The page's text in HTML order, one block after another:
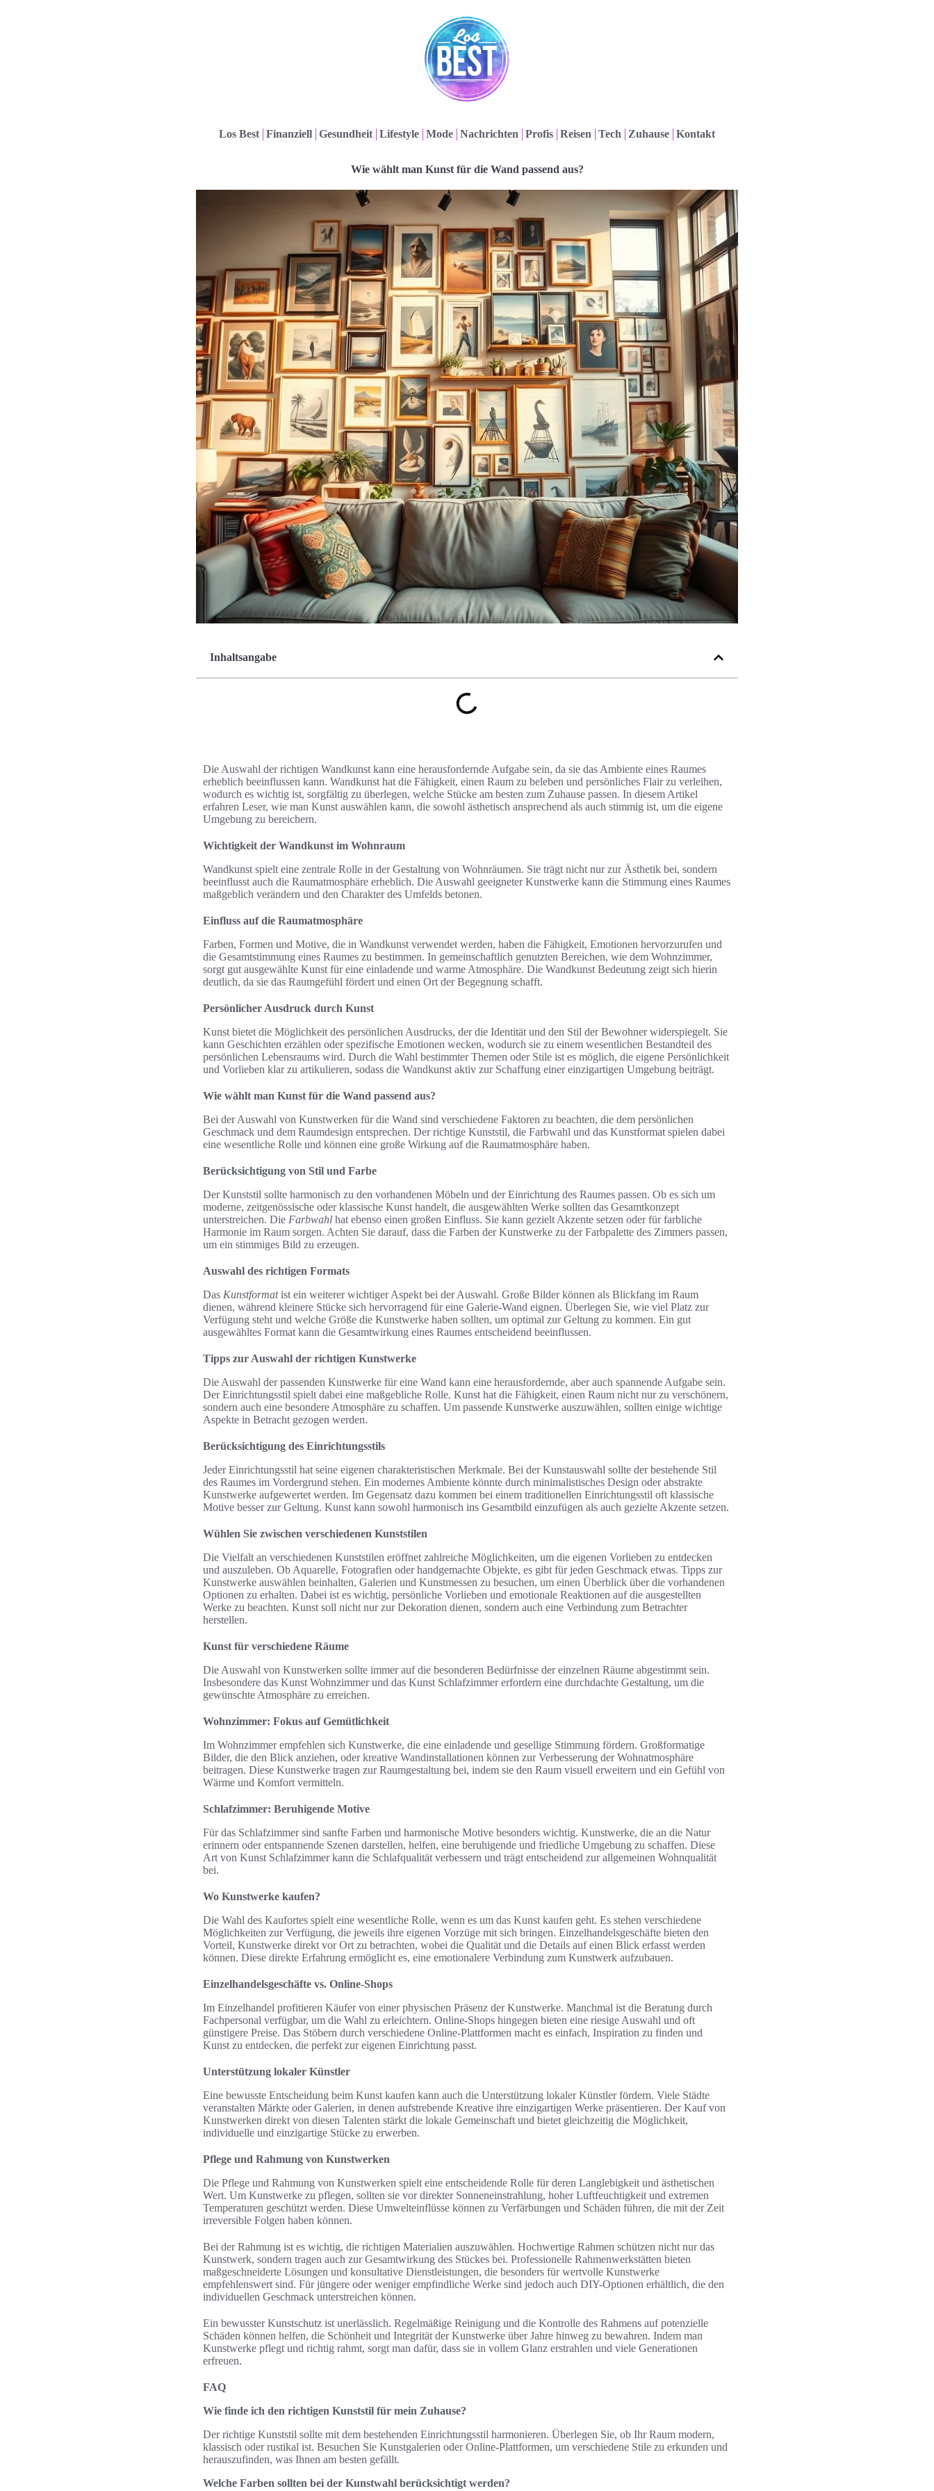
Los Best Finanziell Gesundheit Lifestyle Mode Nachrichten Profis Reisen Tech Zuhause Kontakt
Wie wählt man Kunst für die Wand passend aus?
Inhaltsangabe
Die Auswahl der richtigen Wandkunst kann eine herausfordernde Aufgabe sein, da sie das Ambiente eines Raumes
erheblich beeinflussen kann. Wandkunst hat die Fähigkeit, einen Raum zu beleben und persönliches Flair zu verleihen,
wodurch es wichtig ist, sorgfältig zu überlegen, welche Stücke am besten zum Zuhause passen. In diesem Artikel
erfahren Leser, wie man Kunst auswählen kann, die sowohl ästhetisch ansprechend als auch stimmig ist, um die eigene
Umgebung zu bereichern.
Wichtigkeit der Wandkunst im Wohnraum
Wandkunst spielt eine zentrale Rolle in der Gestaltung von Wohnräumen. Sie trägt nicht nur zur Ästhetik bei, sondern
beeinflusst auch die Raumatmosphäre erheblich. Die Auswahl geeigneter Kunstwerke kann die Stimmung eines Raumes
maßgeblich verändern und den Charakter des Umfelds betonen.
Einfluss auf die Raumatmosphäre
Farben, Formen und Motive, die in Wandkunst verwendet werden, haben die Fähigkeit, Emotionen hervorzurufen und
die Gesamtstimmung eines Raumes zu bestimmen. In gemeinschaftlich genutzten Bereichen, wie dem Wohnzimmer,
sorgt gut ausgewählte Kunst für eine einladende und warme Atmosphäre. Die Wandkunst Bedeutung zeigt sich hierin
deutlich, da sie das Raumgefühl fördert und einen Ort der Begegnung schafft.
Persönlicher Ausdruck durch Kunst
Kunst bietet die Möglichkeit des persönlichen Ausdrucks, der die Identität und den Stil der Bewohner widerspiegelt. Sie
kann Geschichten erzählen oder spezifische Emotionen wecken, wodurch sie zu einem wesentlichen Bestandteil des
persönlichen Lebensraums wird. Durch die Wahl bestimmter Themen oder Stile ist es möglich, die eigene Persönlichkeit
und Vorlieben klar zu artikulieren, sodass die Wandkunst aktiv zur Schaffung einer einzigartigen Umgebung beiträgt.
Wie wählt man Kunst für die Wand passend aus?
Bei der Auswahl von Kunstwerken für die Wand sind verschiedene Faktoren zu beachten, die dem persönlichen
Geschmack und dem Raumdesign entsprechen. Der richtige Kunststil, die Farbwahl und das Kunstformat spielen dabei
eine wesentliche Rolle und können eine große Wirkung auf die Raumatmosphäre haben.
Berücksichtigung von Stil und Farbe
Der Kunststil sollte harmonisch zu den vorhandenen Möbeln und der Einrichtung des Raumes passen. Ob es sich um
moderne, zeitgenössische oder klassische Kunst handelt, die ausgewählten Werke sollten das Gesamtkonzept
unterstreichen. Die Farbwahl hat ebenso einen großen Einfluss. Sie kann gezielt Akzente setzen oder für farbliche
Harmonie im Raum sorgen. Achten Sie darauf, dass die Farben der Kunstwerke zu der Farbpalette des Zimmers passen,
um ein stimmiges Bild zu erzeugen.
Auswahl des richtigen Formats
Das Kunstformatist ein weiterer wichtiger Aspekt bei der Auswahl. Große Bilder können als Blickfang im Raum
dienen, während kleinere Stücke sich hervorragend für eine Galerie-Wand eignen. Überlegen Sie, wie viel Platz zur
Verfügung steht und welche Größe die Kunstwerke haben sollten, um optimal zur Geltung zu kommen. Ein gut
ausgewähltes Format kann die Gesamtwirkung eines Raumes entscheidend beeinflussen.
Tipps zur Auswahl der richtigen Kunstwerke
Die Auswahl der passenden Kunstwerke für eine Wand kann eine herausfordernde, aber auch spannende Aufgabe sein.
Der Einrichtungsstil spielt dabei eine maßgebliche Rolle. Kunst hat die Fähigkeit, einen Raum nicht nur zu verschönern,
sondern auch eine besondere Atmosphäre zu schaffen. Um passende Kunstwerke auszuwählen, sollten einige wichtige
Aspekte in Betracht gezogen werden.
Berücksichtigung des Einrichtungsstils
Jeder Einrichtungsstil hat seine eigenen charakteristischen Merkmale. Bei der Kunstauswahl sollte der bestehende Stil
des Raumes im Vordergrund stehen. Ein modernes Ambiente könnte durch minimalistisches Design oder abstrakte
Kunstwerke aufgewertet werden. Im Gegensatz dazu kommen bei einem traditionellen Einrichtungsstil oft klassische
Motive besser zur Geltung. Kunst kann sowohl harmonisch ins Gesamtbild einzufügen als auch gezielte Akzente setzen.
Wühlen Sie zwischen verschiedenen Kunststilen
Die Vielfalt an verschiedenen Kunststilen eröffnet zahlreiche Möglichkeiten, um die eigenen Vorlieben zu entdecken
und auszuleben. Ob Aquarelle, Fotografien oder handgemachte Objekte, es gibt für jeden Geschmack etwas. Tipps zur
Kunstwerke auswählen beinhalten, Galerien und Kunstmessen zu besuchen, um einen Überblick über die vorhandenen
Optionen zu erhalten. Dabei ist es wichtig, persönliche Vorlieben und emotionale Reaktionen auf die ausgestellten
Werke zu beachten. Kunst soll nicht nur zur Dekoration dienen, sondern auch eine Verbindung zum Betrachter
herstellen.
Kunst für verschiedene Räume
Die Auswahl von Kunstwerken sollte immer auf die besonderen Bedürfnisse der einzelnen Räume abgestimmt sein.
Insbesondere das Kunst Wohnzimmer und das Kunst Schlafzimmer erfordern eine durchdachte Gestaltung, um die
gewünschte Atmosphäre zu erreichen.
Wohnzimmer: Fokus auf Gemütlichkeit
Im Wohnzimmer empfehlen sich Kunstwerke, die eine einladende und gesellige Stimmung fördern. Großformatige
Bilder, die den Blick anziehen, oder kreative Wandinstallationen können zur Verbesserung der Wohnatmosphäre
beitragen. Diese Kunstwerke tragen zur Raumgestaltung bei, indem sie den Raum visuell erweitern und ein Gefühl von
Wärme und Komfort vermitteln.
Schlafzimmer: Beruhigende Motive
Für das Schlafzimmer sind sanfte Farben und harmonische Motive besonders wichtig. Kunstwerke, die an die Natur
erinnern oder entspannende Szenen darstellen, helfen, eine beruhigende und friedliche Umgebung zu schaffen. Diese
Art von Kunst Schlafzimmer kann die Schlafqualität verbessern und trägt entscheidend zur allgemeinen Wohnqualität
bei.
Wo Kunstwerke kaufen?
Die Wahl des Kaufortes spielt eine wesentliche Rolle, wenn es um das Kunst kaufen geht. Es stehen verschiedene
Möglichkeiten zur Verfügung, die jeweils ihre eigenen Vorzüge mit sich bringen. Einzelhandelsgeschäfte bieten den
Vorteil, Kunstwerke direkt vor Ort zu betrachten, wobei die Qualität und die Details auf einen Blick erfasst werden
können. Diese direkte Erfahrung ermöglicht es, eine emotionalere Verbindung zum Kunstwerk aufzubauen.
Einzelhandelsgeschäfte vs. Online-Shops
Im Einzelhandel profitieren Käufer von einer physischen Präsenz der Kunstwerke. Manchmal ist die Beratung durch
Fachpersonal verfügbar, um die Wahl zu erleichtern. Online-Shops hingegen bieten eine riesige Auswahl und oft
günstigere Preise. Das Stöbern durch verschiedene Online-Plattformen macht es einfach, Inspiration zu finden und
Kunst zu entdecken, die perfekt zur eigenen Einrichtung passt.
Unterstützung lokaler Künstler
Eine bewusste Entscheidung beim Kunst kaufen kann auch die Unterstützung lokaler Künstler fördern. Viele Städte
veranstalten Märkte oder Galerien, in denen aufstrebende Kreative ihre einzigartigen Werke präsentieren. Der Kauf von
Kunstwerken direkt von diesen Talenten stärkt die lokale Gemeinschaft und bietet gleichzeitig die Möglichkeit,
individuelle und einzigartige Stücke zu erwerben.
Pflege und Rahmung von Kunstwerken
Die Pflege und Rahmung von Kunstwerken spielt eine entscheidende Rolle für deren Langlebigkeit und ästhetischen
Wert. Um Kunstwerke zu pflegen, sollten sie vor direkter Sonneneinstrahlung, hoher Luftfeuchtigkeit und extremen
Temperaturen geschützt werden. Diese Umwelteinflüsse können zu Verfärbungen und Schäden führen, die mit der Zeit
irreversible Folgen haben können.
Bei der Rahmung ist es wichtig, die richtigen Materialien auszuwählen. Hochwertige Rahmen schützen nicht nur das
Kunstwerk, sondern tragen auch zur Gesamtwirkung des Stückes bei. Professionelle Rahmenwerkstätten bieten
maßgeschneiderte Lösungen und konsultative Dienstleistungen, die besonders für wertvolle Kunstwerke
empfehlenswert sind. Für jüngere oder weniger empfindliche Werke sind jedoch auch DIY-Optionen erhältlich, die den
individuellen Geschmack unterstreichen können.
Ein bewusster Kunstschutz ist unerlässlich. Regelmäßige Reinigung und die Kontrolle des Rahmens auf potenzielle
Schäden können helfen, die Schönheit und Integrität der Kunstwerke über Jahre hinweg zu bewahren. Indem man
Kunstwerke pflegt und richtig rahmt, sorgt man dafür, dass sie in vollem Glanz erstrahlen und viele Generationen
erfreuen.
FAQ
Wie finde ich den richtigen Kunststil für mein Zuhause?
Der richtige Kunststil sollte mit dem bestehenden Einrichtungsstil harmonieren. Überlegen Sie, ob Ihr Raum modern,
klassisch oder rustikal ist. Besuchen Sie Kunstgalerien oder Online-Plattformen, um verschiedene Stile zu erkunden und
herauszufinden, was Ihnen am besten gefällt.
Welche Farben sollten bei der Kunstwahl berücksichtigt werden?